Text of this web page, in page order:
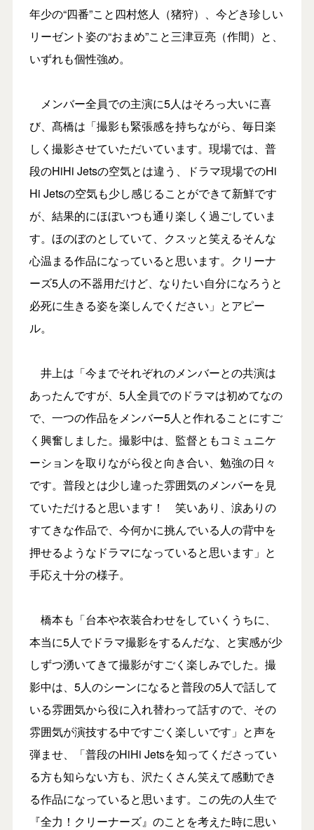
年少の“四番”こと四村悠人（猪狩）、今どき珍しい
リーゼント姿の“おまめ”こと三津豆亮（作間）と、
いずれも個性強め。
メンバー全員での主演に5人はそろっ大いに喜
び、髙橋は「撮影も緊張感を持ちながら、毎日楽
しく撮影させていただいています。現場では、普
段のHiHi Jetsの空気とは違う、ドラマ現場でのHi
Hi Jetsの空気も少し感じることができて新鮮です
が、結果的にほぼいつも通り楽しく過ごしていま
す。ほのぼのとしていて、クスッと笑えるそんな
心温まる作品になっていると思います。クリーナ
ーズ5人の不器用だけど、なりたい自分になろうと
必死に生きる姿を楽しんでください」とアピー
ル。
井上は「今までそれぞれのメンバーとの共演は
あったんですが、5人全員でのドラマは初めてなの
で、一つの作品をメンバー5人と作れることにすご
く興奮しました。撮影中は、監督ともコミュニケ
ーションを取りながら役と向き合い、勉強の日々
です。普段とは少し違った雰囲気のメンバーを見
ていただけると思います！ 笑いあり、涙ありの
すてきな作品で、今何かに挑んでいる人の背中を
押せるようなドラマになっていると思います」と
手応え十分の様子。
橋本も「台本や衣装合わせをしていくうちに、
本当に5人でドラマ撮影をするんだな、と実感が少
しずつ湧いてきて撮影がすごく楽しみでした。撮
影中は、5人のシーンになると普段の5人で話して
いる雰囲気から役に入れ替わって話すので、その
雰囲気が演技する中ですごく楽しいです」と声を
弾ませ、「普段のHiHi Jetsを知ってくださってい
る方も知らない方も、沢たくさん笑えて感動でき
る作品になっていると思います。この先の人生で
『全力！クリーナーズ』のことを考えた時に思い